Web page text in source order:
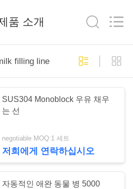
품 소개
filling line
SUS304 Monoblock 우유 채우
는 선
negotiable MOQ:1 세트
저희에게 연락하십시오
자동적인 애완 동물 병 5000